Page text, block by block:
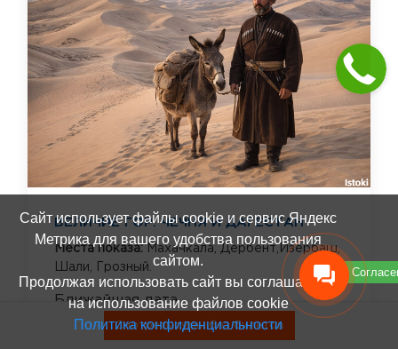
ВЕЛИЧИЕ ГОР: ЧЕЧНЯ И ДАГЕСТАН
Места показа: Махачкала, Дербент,Изербаш,
Шали,
Грозный.
Ближайшая дата
12 августа 2026Ещё даты
Смотреть туры без билетов
Сайт использует файлы cookie и сервис Яндекс
Метрика для вашего удобства пользования
сайтом.
Продолжая использовать сайт вы соглашаетесь
на использование файлов cookie
Политика конфиденциальности